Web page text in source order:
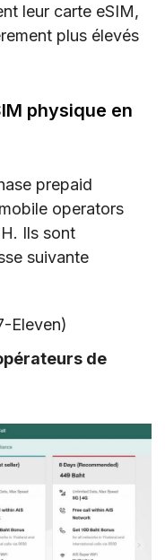
leur carte eSIM,
plus élevés
physique en
prepaid
operators
Ils sont
suivante
Eleven)
de